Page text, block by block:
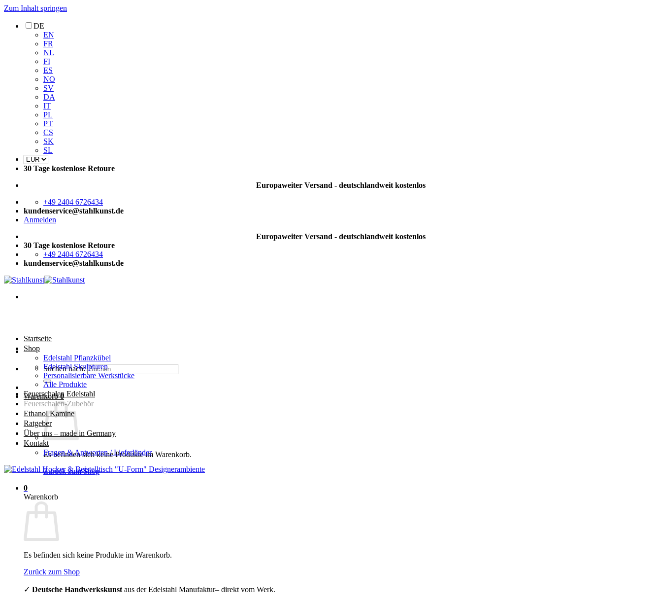
Zum Inhalt springen
DE
EN
FR
NL
FI
ES
NO
SV
DA
IT
PL
PT
CS
SK
SL
30 Tage kostenlose Retoure
Europaweiter Versand - deutschlandweit kostenlos
+49 2404 6726434
kundenservice@stahlkunst.de
Anmelden
Europaweiter Versand - deutschlandweit kostenlos
30 Tage kostenlose Retoure
+49 2404 6726434
kundenservice@stahlkunst.de
Suchen nach:
Warenkorb0
Es befinden sich keine Produkte im Warenkorb.
Zurück zum Shop
0
Warenkorb
Es befinden sich keine Produkte im Warenkorb.
Zurück zum Shop
✓ Deutsche Handwerkskunst aus der Edelstahl Manufaktur– direkt vom Werk.
Startseite
Shop
Edelstahl Pflanzkübel
Edelstahl Skulpturen
Personalisierbare Werkstücke
Alle Produkte
Feuerschalen Edelstahl
Feuerschalen-Zubehör
Ethanol Kamine
Ratgeber
Über uns – made in Germany
Kontakt
Fragen & Antworten / Lieferländer